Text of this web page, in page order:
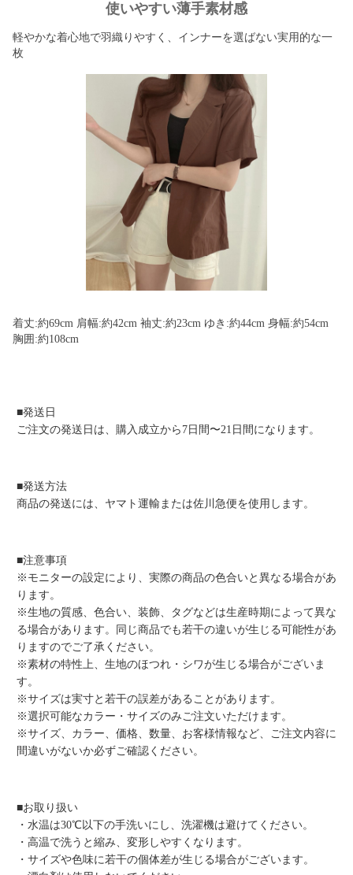
使いやすい薄手素材感
軽やかな着心地で羽織りやすく、インナーを選ばない実用的な一
枚
着丈:約69cm 肩幅:約42cm 袖丈:約23cm ゆき:約44cm 身幅:約54cm
胸囲:約108cm
■発送日
ご注文の発送日は、購入成立から7日間〜21日間になります。
■発送方法
商品の発送には、ヤマト運輸または佐川急便を使用します。
■注意事項
※モニターの設定により、実際の商品の色合いと異なる場合があ
ります。
※生地の質感、色合い、装飾、タグなどは生産時期によって異な
る場合があります。同じ商品でも若干の違いが生じる可能性があ
りますのでご了承ください。
※素材の特性上、生地のほつれ・シワが生じる場合がございま
す。
※サイズは実寸と若干の誤差があることがあります。
※選択可能なカラー・サイズのみご注文いただけます。
※サイズ、カラー、価格、数量、お客様情報など、ご注文内容に
間違いがないか必ずご確認ください。
■お取り扱い
・水温は30℃以下の手洗いにし、洗濯機は避けてください。
・高温で洗うと縮み、変形しやすくなります。
・サイズや色味に若干の個体差が生じる場合がございます。